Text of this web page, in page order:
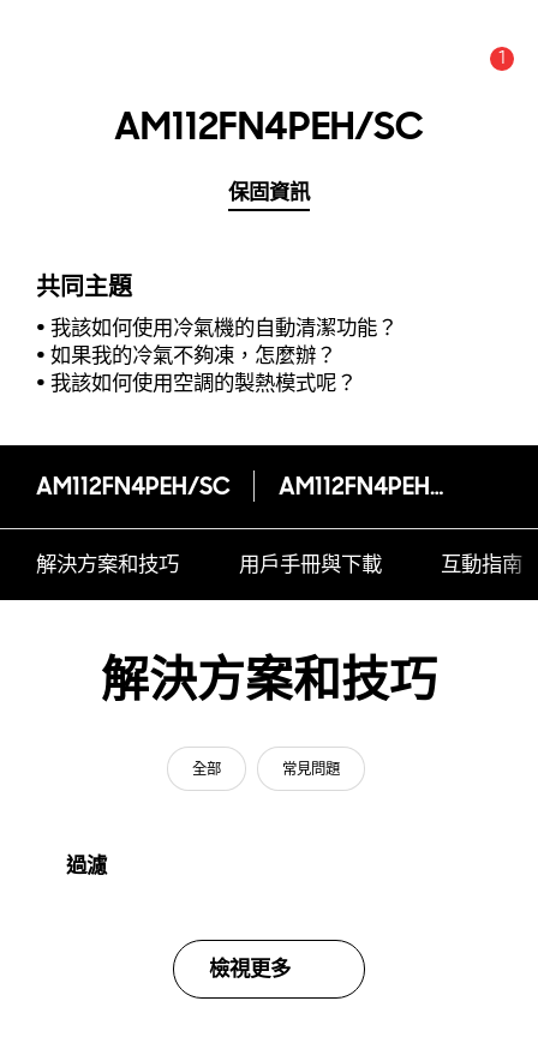
1
AM112FN4PEH/SC
保固資訊
共同主題
我該如何使用冷氣機的自動清潔功能？
如果我的冷氣不夠凍，怎麼辦？
我該如何使用空調的製熱模式呢？
AM112FN4PEH/SC AM112FN4PEH/SC
解決方案和技巧 用戶手冊與下載 互動指南
解決方案和技巧
全部 常見問題
過濾
檢視更多